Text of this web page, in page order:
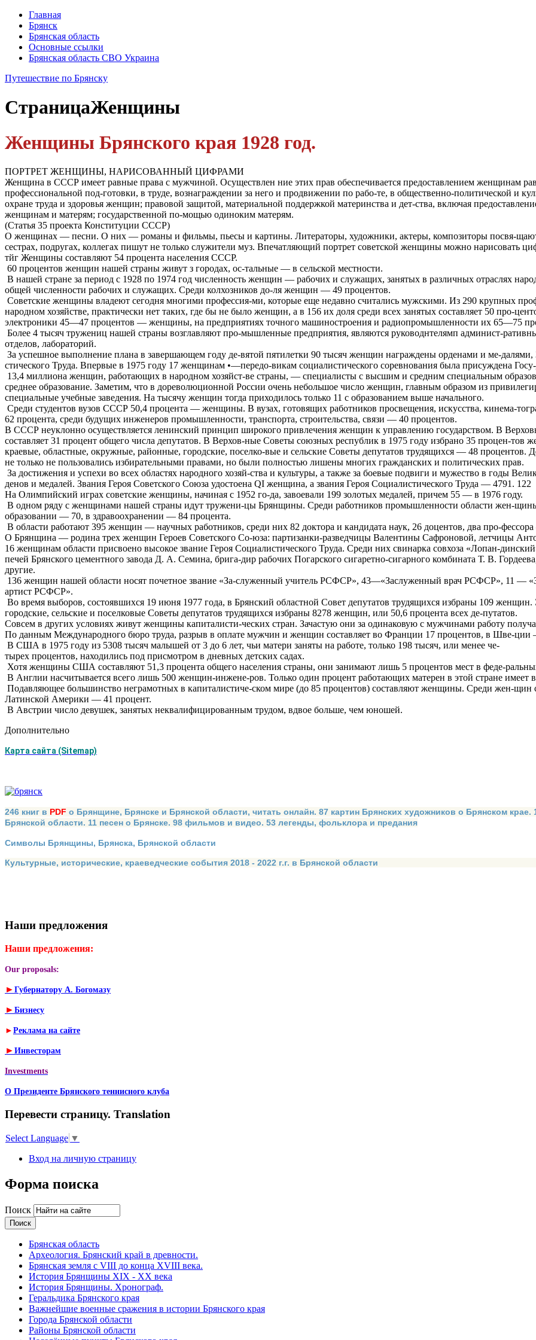
Главная
Брянск
Брянская область
Основные ссылки
Брянская область СВО Украина
Путешествие по Брянску
СтраницаЖенщины
Женщины Брянского края 1928 год.
ПОРТРЕТ ЖЕНЩИНЫ, НАРИСОВАННЫЙ ЦИФРАМИ
Женщина в СССР имеет равные права с мужчиной. Осуществлен ние этих прав обеспечивается предоставлением женщинам
профессиональной под-готовки, в труде, вознаграждении за него и продвижении по рабо-те, в общественно-политической и
охране труда и здоровья женщин; правовой защитой, материальной поддержкой материнства и дет-ства, включая
женщинам и матерям; государственной по-мощью одиноким матерям.
(Статья 35 проекта Конституции СССР)
О женщинах — песни. О них — романы и фильмы, пьесы и картины. Литераторы, художники, актеры, композиторы посвя-
сестрах, подругах, коллегах пишут не только служители муз. Впечатляющий портрет советской женщины можно нарисовать
тйг Женщины составляют 54 процента населения СССР.
60 процентов женщин нашей страны живут з городах, ос-тальные — в сельской местности.
В нашей стране за период с 1928 по 1974 год численность женщин — рабочих и служащих, занятых в различных отраслях
общей численности рабочих и служащих. Среди колхозников до-ля женщин — 49 процентов.
Советские женщины владеют сегодня многими профессия-ми, которые еще недавно считались мужскими. Из 290 крупных
народном хозяйстве, практически нет таких, где бы не было женщин, а в 156 их доля среди всех занятых составляет 50 про-
электроники 45—47 процентов — женщины, на предприятиях точного машиностроения и радиопромышленности их 65—75
Более 4 тысяч тружениц нашей страны возглавляют про-мышленные предприятия, являются руководнтелямп админист-
отделов, лабораторий.
За успешное выполнение плана в завершающем году де-вятой пятилетки 90 тысяч женщин награждены орденами и ме-
стического Труда. Впервые в 1975 году 17 женщинам •—передо-викам социалистического соревнования была присуждена
13,4 миллиона женщин, работающих в народном хозяйст-ве страны, — специалисты с высшим и средним специальным
среднее образование. Заметим, что в дореволюционной России очень небольшое число женщин, главным образом из
специальные учебные заведения. На тысячу женщин тогда приходилось только 11 с образованием выше начального.
Среди студентов вузов СССР 50,4 процента — женщины. В вузах, готовящих работников просвещения, искусства, кинема-
62 процента, среди будущих инженеров промышленности, транспорта, строительства, связи — 40 процентов.
В СССР неуклонно осуществляется ленинский принцип широкого привлечения женщин к управлению государством. В
составляет 31 процент общего числа депутатов. В Верхов-ные Советы союзных республик в 1975 году избрано 35 процен-
краевые, областные, окружные, районные, городские, поселко-вые и сельские Советы депутатов трудящихся — 48
не только не пользовались избирательными правами, но были полностью лишены многих гражданских и политических прав.
За достижения и успехи во всех областях народного хозяй-ства и культуры, а также за боевые подвиги и мужество в годы
денов и медалей. Звания Героя Советского Союза удостоена QI женщина, а звания Героя Социалистического Труда — 4791. 122
На Олимпийский играх советские женщины, начиная с 1952 го-да, завоевали 199 золотых медалей, причем 55 — в 1976 году.
В одном ряду с женщинами нашей страны идут тружени-цы Брянщины. Среди работников промышленности области жен-щины
образовании — 70, в здравоохранении — 84 процента.
В области работают 395 женщин — научных работников, среди них 82 доктора и кандидата наук, 26 доцентов, два про-
О Брянщина — родина трех женщин Героев Советского Со-юза: партизанки-разведчицы Валентины Сафроновой, летчицы
16 женщинам области присвоено высокое звание Героя Социалистического Труда. Среди них свинарка совхоза «Лопан-
печей Брянского цементного завода Д. А. Семина, брига-дир рабочих Погарского сигаретно-сигарного комбината Т. В.
другие.
136 женщин нашей области носят почетное звание «За-служенный учитель РСФСР», 43—«Заслуженный врач РСФСР», 11 —
артист РСФСР».
Во время выборов, состоявшихся 19 июня 1977 года, в Брянский областной Совет депутатов трудящихся избраны 109 женщин.
городские, сельские и поселковые Советы депутатов трудящихся избраны 8278 женщин, или 50,6 процента всех де-путатов.
Совсем в других условиях живут женщины капиталисти-ческих стран. Зачастую они за одинаковую с мужчинами работу
По данным Международного бюро труда, разрыв в оплате мужчин и женщин составляет во Франции 17 процентов, в Шве-
В США в 1975 году из 5308 тысяч малышей от 3 до 6 лет, чьи матери заняты на работе, только 198 тысяч, или менее че-
тырех процентов, находились под присмотром в дневных детских садах.
Хотя женщины США составляют 51,3 процента общего населения страны, они занимают лишь 5 процентов мест в феде-
В Англии насчитывается всего лишь 500 женщин-инжене-ров. Только один процент работающих матерен в этой стране имеет
Подавляющее большинство неграмотных в капиталистиче-ском мире (до 85 процентов) составляют женщины. Среди жен-
Латинской Америки — 41 процент.
В Австрии число девушек, занятых неквалифицированным трудом, вдвое больше, чем юношей.
Дополнительно
Карта сайта (Sitemap)
246 книг в PDF о Брянщине, Брянске и Брянской области, читать онлайн. 87 картин Брянских художников о Брянском
Брянской области. 11 песен о Брянске. 98 фильмов и видео. 53 легенды, фольклора и предания
Символы Брянщины, Брянска, Брянской области
Культурные, исторические, краеведческие события 2018 - 2022 г.г. в Брянской области
Наши предложения
Наши предложения:
Our proposals:
► Губернатору А. Богомазу
► Бизнесу
► Реклама на сайте
► Инвесторам
Investments
О Президенте Брянского теннисного клуба
Перевести страницу. Translation
Select Language ▼
Вход на личную страницу
Форма поиска
Поиск
Брянская область
Археология. Брянский край в древности.
Брянская земля с VIII до конца XVIII века.
История Брянщины XIX - XX века
История Брянщины. Хронограф.
Геральдика Брянского края
Важнейшие военные сражения в истории Брянского края
Города Брянской области
Районы Брянской области